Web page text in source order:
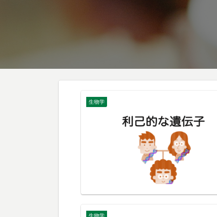
生物学
生物学